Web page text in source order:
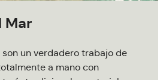
Mar
un verdadero trabajo de
a mano con